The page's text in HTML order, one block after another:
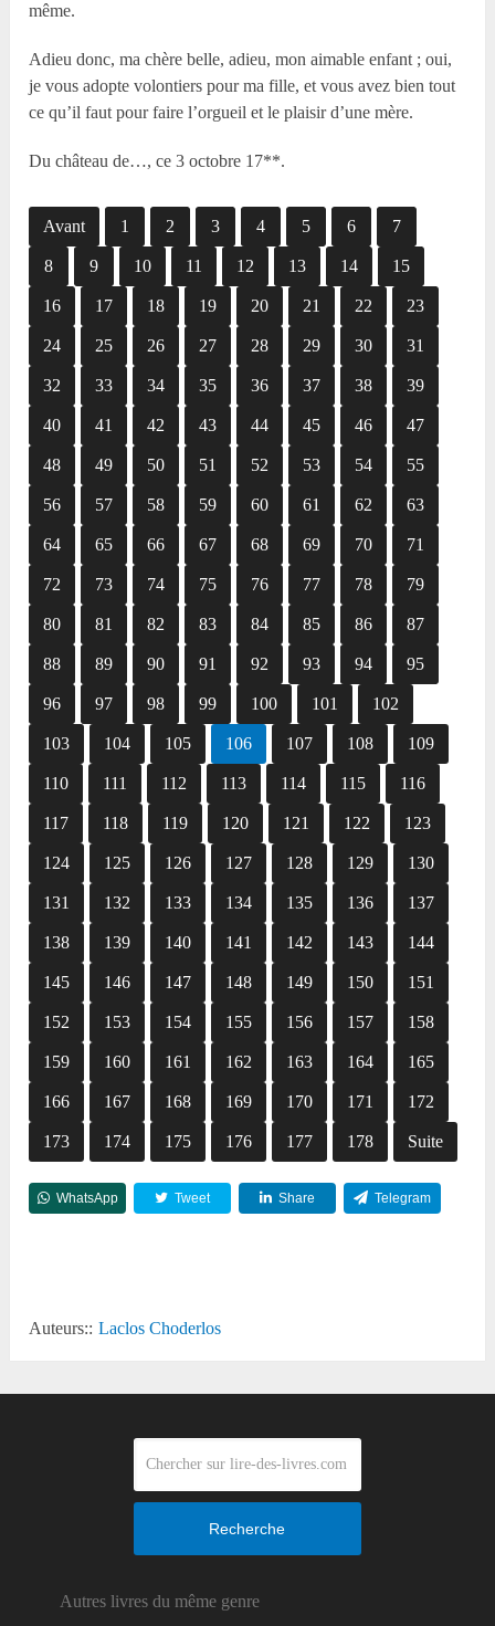
même.
Adieu donc, ma chère belle, adieu, mon aimable enfant ; oui,
je vous adopte volontiers pour ma fille, et vous avez bien tout
ce qu’il faut pour faire l’orgueil et le plaisir d’une mère.
Du château de…, ce 3 octobre 17**.
Avant 1 2 3 4 5 6 7
8 9 10 11 12 13 14 15
16 17 18 19 20 21 22 23
24 25 26 27 28 29 30 31
32 33 34 35 36 37 38 39
40 41 42 43 44 45 46 47
48 49 50 51 52 53 54 55
56 57 58 59 60 61 62 63
64 65 66 67 68 69 70 71
72 73 74 75 76 77 78 79
80 81 82 83 84 85 86 87
88 89 90 91 92 93 94 95
96 97 98 99 100 101 102
103 104 105 106 107 108 109
110 111 112 113 114 115 116
117 118 119 120 121 122 123
124 125 126 127 128 129 130
131 132 133 134 135 136 137
138 139 140 141 142 143 144
145 146 147 148 149 150 151
152 153 154 155 156 157 158
159 160 161 162 163 164 165
166 167 168 169 170 171 172
173 174 175 176 177 178 Suite
WhatsApp Tweet Share Telegram
Auteurs:: Laclos Choderlos
Recherche
Autres livres du même genre